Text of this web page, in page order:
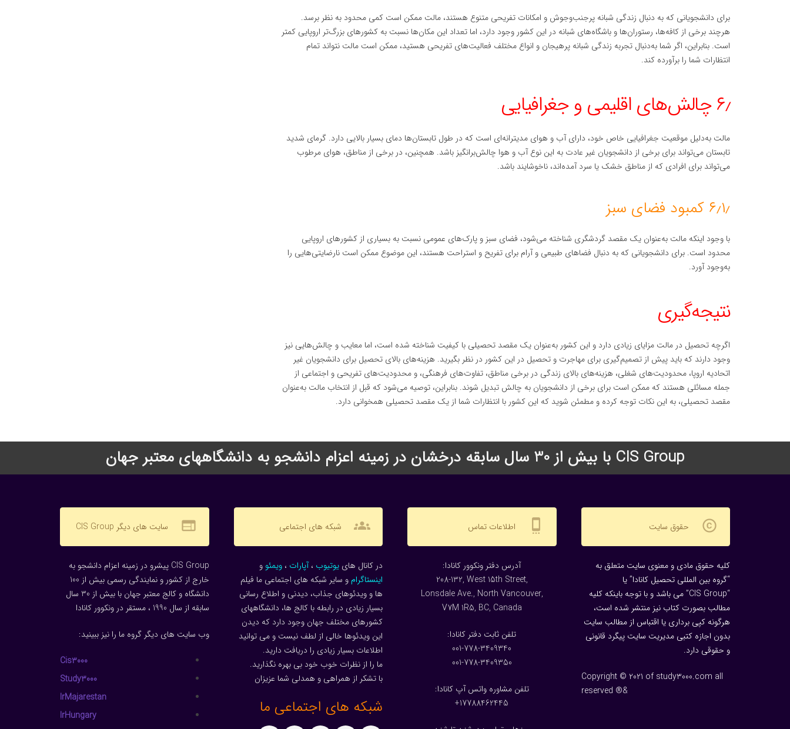
برای دانشجویانی که به دنبال زندگی شبانه پرجنب‌وجوش و امکانات تفریحی متنوع هستند، مالت ممکن است کمی محدود به نظر برسد.
هرچند برخی از کافه‌ها، رستوران‌ها و باشگاه‌های شبانه در این کشور وجود دارد، اما تعداد این مکان‌ها نسبت به کشورهای بزرگ‌تر اروپایی کمتر
است. بنابراین، اگر شما به‌دنبال تجربه زندگی شبانه پرهیجان و انواع مختلف فعالیت‌های تفریحی هستید، ممکن است مالت نتواند تمام
انتظارات شما را برآورده کند.
۶٫ چالش‌های اقلیمی و جغرافیایی
مالت به‌دلیل موقعیت جغرافیایی خاص خود، دارای آب و هوای مدیترانه‌ای است که در طول تابستان‌ها دمای بسیار بالایی دارد. گرمای شدید
تابستان می‌تواند برای برخی از دانشجویان غیر عادت به این نوع آب و هوا چالش‌برانگیز باشد. همچنین، در برخی از مناطق، هوای مرطوب
می‌تواند برای افرادی که از مناطق خشک یا سرد آمده‌اند، ناخوشایند باشد.
۶٫۱٫ کمبود فضای سبز
با وجود اینکه مالت به‌عنوان یک مقصد گردشگری شناخته می‌شود، فضای سبز و پارک‌های عمومی نسبت به بسیاری از کشورهای اروپایی
محدود است. برای دانشجویانی که به دنبال فضاهای طبیعی و آرام برای تفریح و استراحت هستند، این موضوع ممکن است نارضایتی‌هایی را
به‌وجود آورد.
نتیجه‌گیری
اگرچه تحصیل در مالت مزایای زیادی دارد و این کشور به‌عنوان یک مقصد تحصیلی با کیفیت شناخته شده است، اما معایب و چالش‌هایی نیز
وجود دارند که باید پیش از تصمیم‌گیری برای مهاجرت و تحصیل در این کشور در نظر بگیرید. هزینه‌های بالای تحصیل برای دانشجویان غیر
اتحادیه اروپا، محدودیت‌های شغلی، هزینه‌های بالای زندگی در برخی مناطق، تفاوت‌های فرهنگی، و محدودیت‌های تفریحی و اجتماعی از
جمله مسائلی هستند که ممکن است برای برخی از دانشجویان به چالش تبدیل شوند. بنابراین، توصیه می‌شود که قبل از انتخاب مالت به‌عنوان
مقصد تحصیلی، به این نکات توجه کرده و مطمئن شوید که این کشور با انتظارات شما از یک مقصد تحصیلی همخوانی دارد.
CIS Group با بیش از 30 سال سابقه درخشان در زمینه اعزام دانشجو به دانشگاههای معتبر جهان
copyright حقوق سایت
کلیه حقوق مادی و معنوی سایت متعلق به
“گروه بین المللی تحصیل کانادا” یا
“CIS Group” می باشد و با توجه باینکه کلیه
مطالب بصورت کتاب نیز منتشر شده است،
هرگونه كپی برداری یا اقتباس از مطالب سایت
بدون اجازه كتبی مدیریت سایت پیگرد قانونی
و حقوقی دارد.
Copyright © 2021 of study3000.com all
reserved ®&
settings_cell اطلاعات تماس
:آدرس دفتر ونکوور کانادا
208-132, West 15th Street,
Lonsdale Ave., North Vancouver,
V7M 1R5, BC, Canada
:تلفن ثابت دفتر کانادا
001-778-3409340
001-778-3409350
تلفن مشاوره واتس آپ کانادا:
17788462445+
groups شبکه های اجتماعی
در کانال های یوتیوب ، آپارات ، ویمئو و
اینستاگرام و سایر شبکه های اجتماعی ما فیلم
ها و ویدئوهای جذاب، دیدنی و اطلاع رسانی
بسیار زیادی در رابطه با کالج ها، دانشگاههای
کشورهای مختلف جهان وجود دارد که دیدن
این ویدئوها خالی از لطف نیست و می توانید
اطلاعات بسیار زیادی را دریافت دارید.
ما را از نظرات خوب خود بی بهره نگذارید.
با تشکر از همراهی و همدلی شما عزیزان
شبکه های اجتماعی ما
web سایت های دیگر CIS Group
CIS Group پیشرو در زمینه اعزام دانشجو به
خارج از کشور و نمایندگی رسمی بیش از 100
دانشگاه و کالج معتبر جهان با بیش از 30 سال
سابقه از سال 1990 ، مستقر در ونکوور کانادا
وب سایت های دیگر گروه ما را نیز ببینید:
Cis3000
Study3000
IrMajarestan
IrHungary